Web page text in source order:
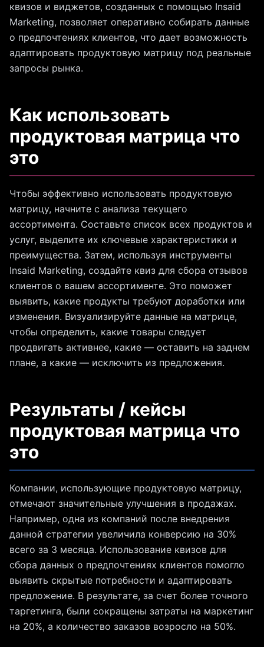
квизов и виджетов, созданных с помощью Insaid
Marketing, позволяет оперативно собирать данные
о предпочтениях клиентов, что дает возможность
адаптировать продуктовую матрицу под реальные
запросы рынка.
Как использовать
продуктовая матрица что
это
Чтобы эффективно использовать продуктовую
матрицу, начните с анализа текущего
ассортимента. Составьте список всех продуктов и
услуг, выделите их ключевые характеристики и
преимущества. Затем, используя инструменты
Insaid Marketing, создайте квиз для сбора отзывов
клиентов о вашем ассортименте. Это поможет
выявить, какие продукты требуют доработки или
изменения. Визуализируйте данные на матрице,
чтобы определить, какие товары следует
продвигать активнее, какие — оставить на заднем
плане, а какие — исключить из предложения.
Результаты / кейсы
продуктовая матрица что
это
Компании, использующие продуктовую матрицу,
отмечают значительные улучшения в продажах.
Например, одна из компаний после внедрения
данной стратегии увеличила конверсию на 30%
всего за 3 месяца. Использование квизов для
сбора данных о предпочтениях клиентов помогло
выявить скрытые потребности и адаптировать
предложение. В результате, за счет более точного
таргетинга, были сокращены затраты на маркетинг
на 20%, а количество заказов возросло на 50%.